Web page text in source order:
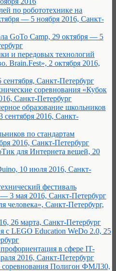
по робототехнике на
— 5 ноября 2016, Санкт-
GoTo Camp, 29 октября — 5
и передовых технологий
Brain.Fest», 2 октября 2016,
Санкт-Петербург
соревнования «Кубок
Санкт-Петербург
образование школьников
2016, Санкт-
по стандартам
2016, Санкт-Петербург
для Интернета вещей, 20
10 июля 2016, Санкт-
фестиваль
3 мая 2016, Санкт-Петербург
человека», Санкт-Петербург,
26 марта, Санкт-Петербург
с LEGO Education WeDo 2.0, 25
в сфере IT-
2016, Санкт-Петербург
Полигон ФМЛ30,